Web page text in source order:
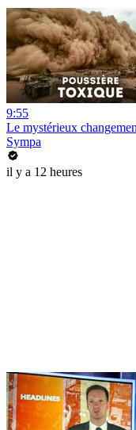
9:55
Le mystérieux
Sympa
il y a 12 heures